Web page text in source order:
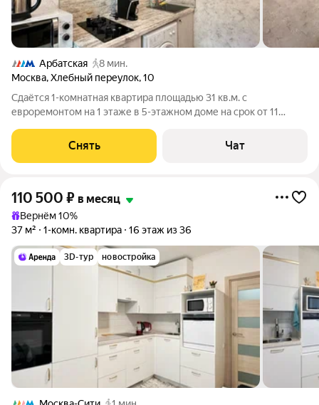
Арбатская
8 мин.
Москва,Хлебный переулок,10
Сдаётся 1-комнатная квартира площадью 31 кв.м. с
евроремонтом на 1 этаже в 5-этажном доме на срок от 11
Холодильник Кондиционер Микроволновка Дом - кирпичный,
окна выходят во двор. Во дворе
Снять Чат
110 500 ₽ в месяц
Вернём 10%
37 м²
1-комн. квартира 16 этаж из 36
3D-тур новостройка